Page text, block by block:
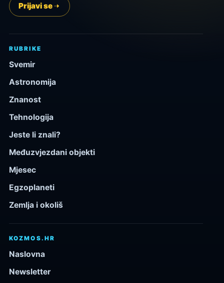
Prijavi se
RUBRIKE
Svemir
Astronomija
Znanost
Tehnologija
Jeste li znali?
Međuzvjezdani objekti
Mjesec
Egzoplaneti
Zemlja i okoliš
KOZMOS.HR
Naslovna
Newsletter